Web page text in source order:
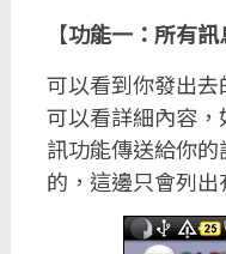
【功能一：所有訊
可以看到你發出
可以看詳細內容
訊功能傳送給你
的，這邊只會列出